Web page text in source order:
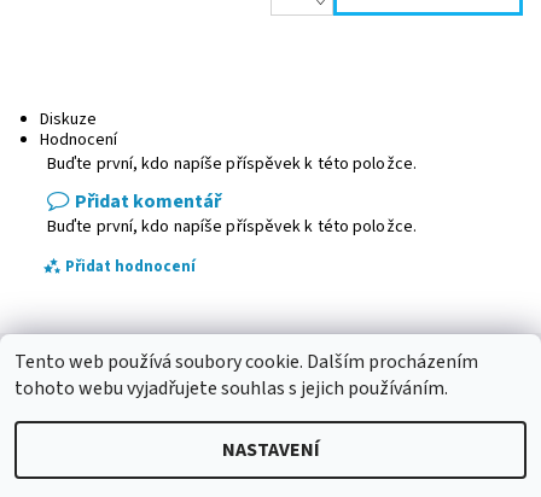
Diskuze
Hodnocení
Buďte první, kdo napíše příspěvek k této položce.
Přidat komentář
Buďte první, kdo napíše příspěvek k této položce.
Přidat hodnocení
Betlémy Podmínky ochrany osobních údajů Kabel-Design.com
| Betlehemy SK
2026 © Pro sádrokarton, všechna práva vyhrazena
Tento web používá soubory cookie. Dalším procházením
tohoto webu vyjadřujete souhlas s jejich používáním.
NASTAVENÍ